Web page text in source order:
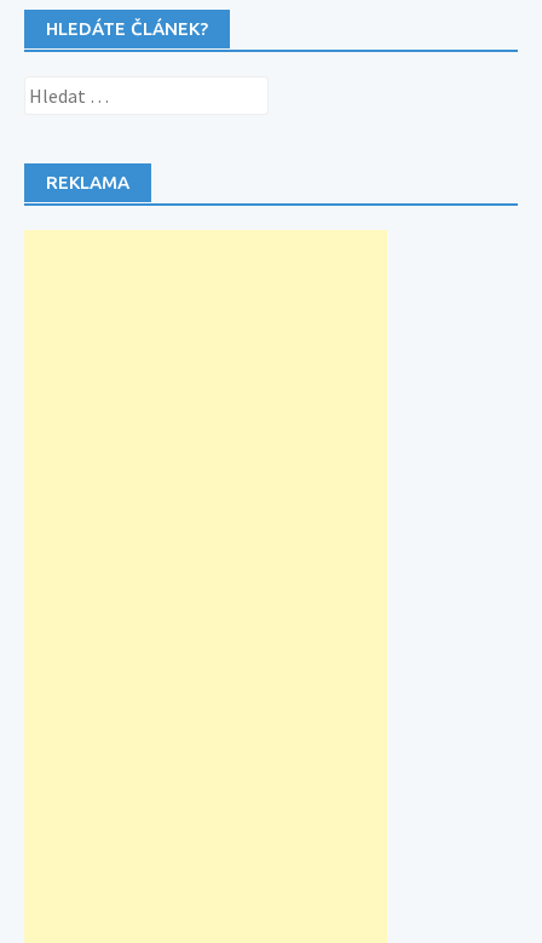
HLEDÁTE ČLÁNEK?
Vyhledávání
REKLAMA